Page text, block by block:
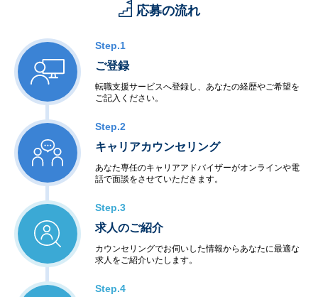
応募の流れ
Step.1
ご登録
転職支援サービスへ登録し、あなたの経歴やご希望を
ご記入ください。
Step.2
キャリアカウンセリング
あなた専任のキャリアアドバイザーがオンラインや電
話で面談をさせていただきます。
Step.3
求人のご紹介
カウンセリングでお伺いした情報からあなたに最適な
求人をご紹介いたします。
Step.4